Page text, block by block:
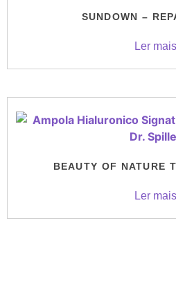
SUNDOWN –
Ler mais
BEAUTY OF NATURE
Ler mais